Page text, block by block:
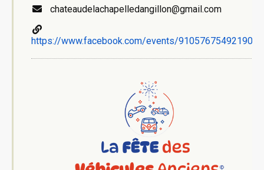
chateaudelachapelledangillon@gmail.com
https://www.facebook.com/events/910576754921900/